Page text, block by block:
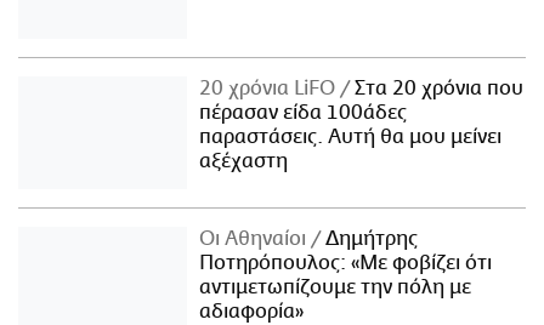
20 χρόνια LiFO
Στα 20 χρόνια που
πέρασαν είδα 100άδες
παραστάσεις. Αυτή θα μου μείνει
αξέχαστη
Οι Αθηναίοι
Δημήτρης
Ποτηρόπουλος: «Με φοβίζει ότι
αντιμετωπίζουμε την πόλη με
αδιαφορία»